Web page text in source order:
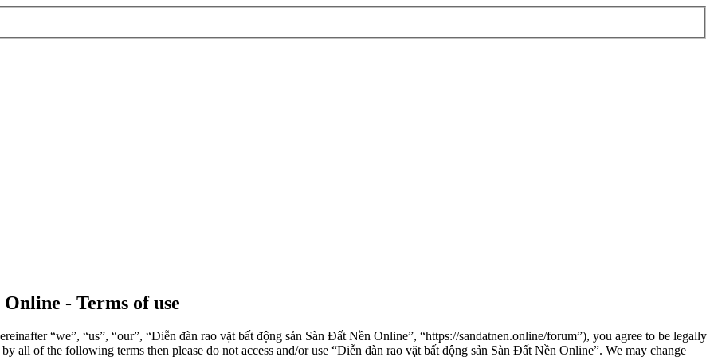
- Terms of use
“we”, “us”, “our”, “Diễn đàn rao vặt bất động sản Sàn Đất Nền Online”, “https://sandatnen.online/forum”), you agree to be legally
all of the following terms then please do not access and/or use “Diễn đàn rao vặt bất động sản Sàn Đất Nền Online”. We may change